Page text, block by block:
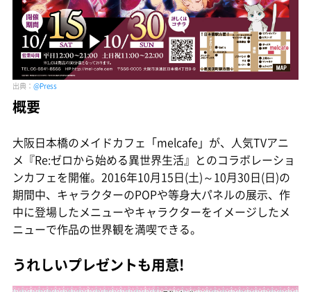
出典： @Press
概要
大阪日本橋のメイドカフェ「melcafe」が、人気TVアニ
メ『Re:ゼロから始める異世界生活』とのコラボレーショ
ンカフェを開催。2016年10月15日(土)～10月30日(日)の
期間中、キャラクターのPOPや等身大パネルの展示、作
中に登場したメニューやキャラクターをイメージしたメ
ニューで作品の世界観を満喫できる。
うれしいプレゼントも用意!